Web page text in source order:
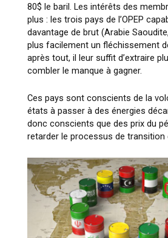
80$ le baril. Les intérêts des
plus : les trois pays de l’OPEP
davantage de brut (Arabie
plus facilement un fléchissement
après tout, il leur suffit d’extraire
combler le manque à gagner.
Ces pays sont conscients de la
états à passer à des énergies
donc conscients que des prix du
retarder le processus de transition